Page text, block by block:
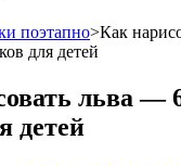
поэтапно>Как
для детей
льва —
детей